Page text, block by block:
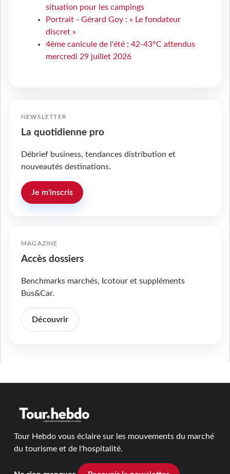
situation pour les campings
Portrait - Gérard Goy : « Le fondateur
discret »
4ème canicule de l'été : 42-43°C attendus
mercredi 29 juillet 2026
NEWSLETTER
La quotidienne pro
Débrief business, tendances distribution et
nouveautés destinations.
Je m'inscris
MAGAZINE
Accès dossiers
Benchmarks marchés, Icotour et suppléments
Bus&Car.
Découvrir
Tour Hebdo vous éclaire sur les mouvements du marché
du tourisme et de l'hospitalité.